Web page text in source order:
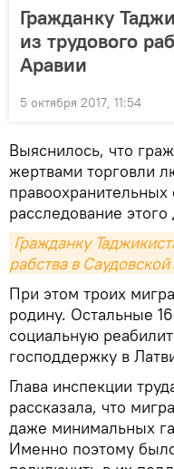
Гражданку
из трудового
Аравии
5 октября 2017, 11:54
Выяснилось, что
жертвами торговли
расследование этого
Гражданку
рабства в
При этом троих
родину. Остальные
социальную
господдержку в
Глава инспекции
рассказала, что
даже минимальных
Именно поэтому